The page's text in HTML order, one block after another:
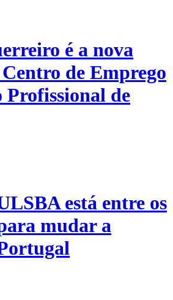
é a nova
de Emprego
Profissional de
está entre os
mudar a